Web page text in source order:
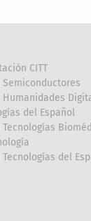
CITT
Semiconductores
Humanidades
del Español
Tecnologías
Tecnologías del